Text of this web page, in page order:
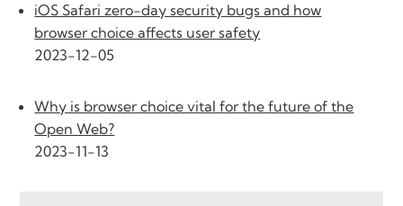
iOS Safari zero-day security bugs and how
browser choice affects user safety
2023-12-05
Why is browser choice vital for the future of the
Open Web?
2023-11-13